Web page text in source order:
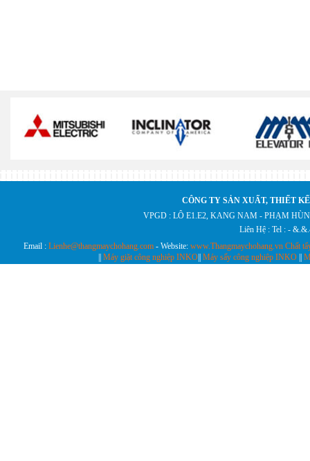
CÔNG TY SẢN XUẤT, THIẾT
VPGD : LÔ E1.E2, KANG NAM - PHẠM
Liên Hệ : Tel : -
Email : Lienhe@thangmaychohang.com - Website: www.Thangmaychohang.vn Chất
Máy giặt công nghiệp INKO Máy sấy công nghiệp INKO